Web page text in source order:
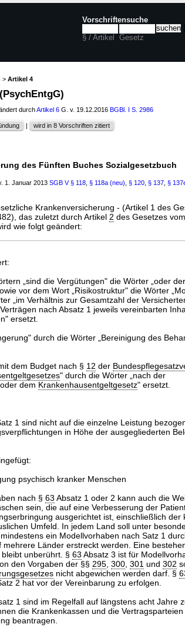
Vorschriftensuche
§ / Artikel Gesetz
> Artikel 4
durchArtikel 6 G. v. 19.12.2016 BGBl. I S. 2986
| wird in 8 Vorschriften zitiert
des Fünften Buches Sozialgesetzbuch
1. Januar 2013 SGB V § 118 § 118a (neu) § 120 § 137 §
Krankenversicherung - (Artikel 1 des
das zuletzt durch Artikel 2 des Gesetzes vom
wie folgt geändert:
„sind die Vergütungen" die Wörter „oder
vor dem Wort „Risikostruktur" die Wörter
„im Verhältnis zur Gesamtzahl der
nach Absatz 1 jeweils vereinbarten
ersetzt.
durch die Wörter „Bereinigung des
dem Budget nach § 12 der
" durch die Wörter „nach der
oder dem Krankenhausentgeltgesetz" ersetzt.
1 sind nicht auf die einzelne Leistung
in Höhe der ausgegliederten
psychisch kranker Menschen
nach § 63 Absatz 1 oder 2 kann auch die
sein, die auf eine Verbesserung der
ausgerichtet ist, einschließlich der
Umfeld. In jedem Land soll unter
ein Modellvorhaben nach Satz 1
Länder erstreckt werden. Eine
unberührt. § 63 Absatz 3 ist für
den Vorgaben der §§ 295, 300, 301 und 302
nicht abgewichen werden darf. §
2 hat vor der Vereinbarung zu erfolgen.
1 sind im Regelfall auf längstens acht Jahre
die Krankenkassen und die
beantragen.